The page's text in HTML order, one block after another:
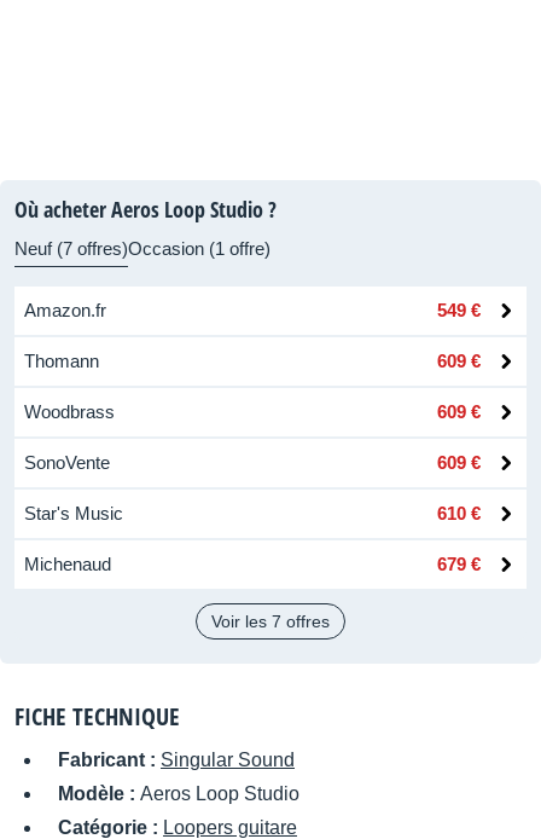
Où acheter Aeros Loop Studio ?
Neuf (7 offres)Occasion (1 offre)
Amazon.fr 549 €
Thomann 609 €
Woodbrass 609 €
SonoVente 609 €
Star's Music 610 €
Michenaud 679 €
Voir les 7 offres
FICHE TECHNIQUE
Fabricant : Singular Sound
Modèle : Aeros Loop Studio
Catégorie : Loopers guitare